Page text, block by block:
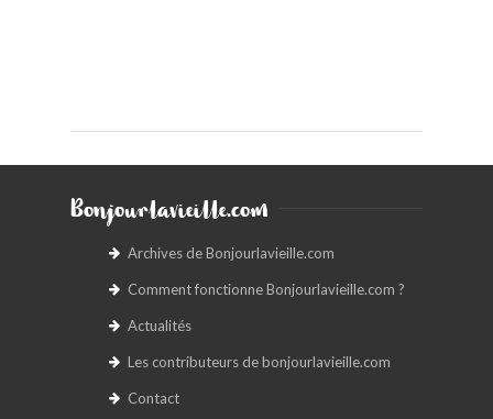
Bonjourlavieille.com
Archives de Bonjourlavieille.com
Comment fonctionne Bonjourlavieille.com ?
Actualités
Les contributeurs de bonjourlavieille.com
Contact